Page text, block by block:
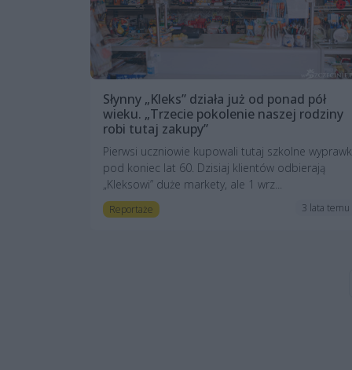
Słynny „Kleks” działa już od ponad pół
wieku. „Trzecie pokolenie naszej rodziny
robi tutaj zakupy”
Pierwsi uczniowie kupowali tutaj szkolne
pod koniec lat 60. Dzisiaj klientów odbierają
„Kleksowi” duże markety, ale 1 wrz...
Reportaże 3 lata temu